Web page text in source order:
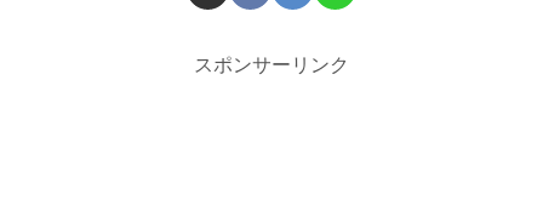
スポンサーリンク